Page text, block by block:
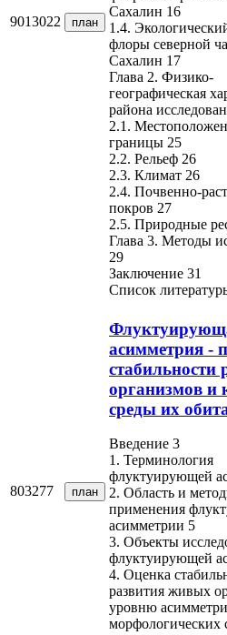
9013022 план
Сахалин 16
1.4.
флоры северной
Сахалин 17
Глава 2. Физико-
географическая
района
2.1.
границы 25
2.2. Рельеф 26
2.3. Климат 26
2.4. Почвенно-
покров 27
2.5. Природные
Глава 3. Методы
29
Заключение 31
Список
803277 план
асимметрия -
стабильности
организмов и
среды их
Введение 3
1. Терминология
флуктуирующей
2. Область и
применения
асимметрии 5
3. Объекты
флуктуирующей
4. Оценка
развития живых
уровню
морфологических